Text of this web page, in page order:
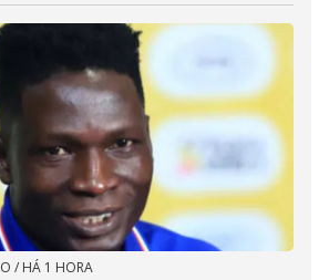
/ HÁ 1 HORA